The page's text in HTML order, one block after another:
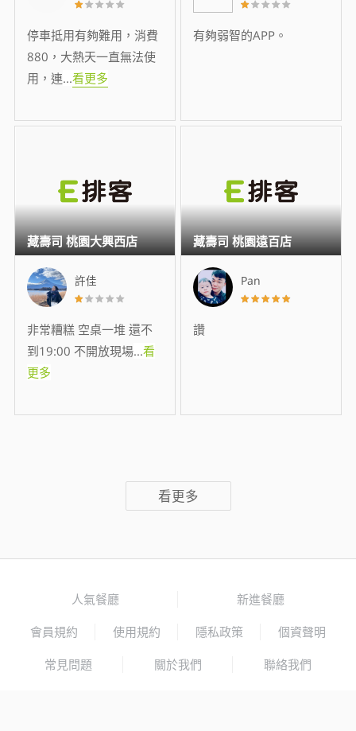
停車抵用有夠難用，消費
880，大熱天一直無法使
用，連...看更多
有夠弱智的APP。
許佳
非常糟糕 空桌一堆 還不
到19:00 不開放現場...看
更多
藏壽司 桃園大興西店
Pan
讚
藏壽司 桃園遠百店
看更多
人氣餐廳 新進餐廳
會員規約 使用規約 隱私政策 個資聲明
常見問題 關於我們 聯絡我們